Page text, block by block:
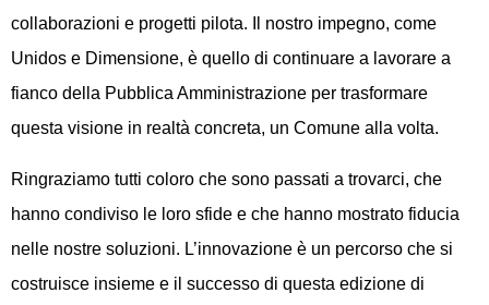
collaborazioni e progetti pilota. Il nostro impegno, come
Unidos e Dimensione, è quello di continuare a lavorare a
fianco della Pubblica Amministrazione per trasformare
questa visione in realtà concreta, un Comune alla volta.
Ringraziamo tutti coloro che sono passati a trovarci, che
hanno condiviso le loro sfide e che hanno mostrato fiducia
nelle nostre soluzioni. L’innovazione è un percorso che si
costruisce insieme e il successo di questa edizione di